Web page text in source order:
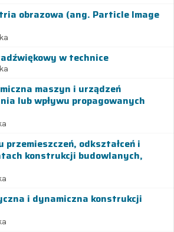
obrazowa (ang. Particle Image
w technice
maszyn i urządzeń
lub wpływu propagowanych
odkształceń i
konstrukcji budowlanych,
i dynamiczna konstrukcji